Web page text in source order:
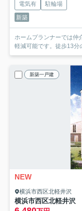
電気有
駐輪場
新築
ホームプランナーでは仲
軽減可能です。徒歩13分
新築一戸建
NEW
横浜市西区北軽井沢
横浜市西区北軽井